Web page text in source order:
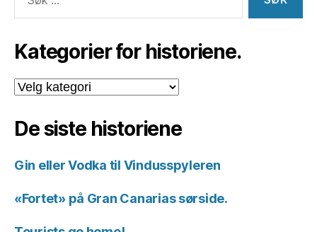
etter:
Kategorier for historiene.
Kategorier
for
De siste historiene
Gin eller Vodka til Vindusspyleren
«Fortet» på Gran Canarias sørside.